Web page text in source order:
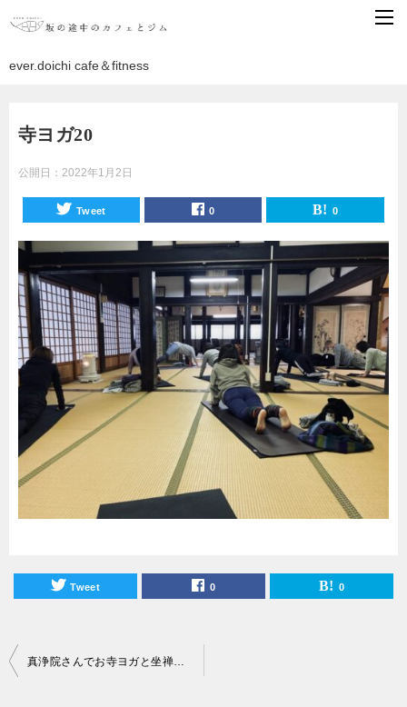
ever.doichi cafe＆fitness
寺ヨガ20
公開日： 2022年1月2日
Tweet 0 0
Tweet 0 0
投
真浄院さんでお寺ヨガと坐禅体験を開催しました